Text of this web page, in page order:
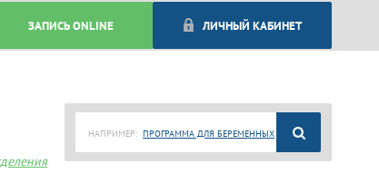
ЗАПИСЬ ONLINE ЛИЧНЫЙ КАБИНЕТ
НАПРИМЕР: ПРОГРАММА ДЛЯ БЕРЕМЕННЫХ